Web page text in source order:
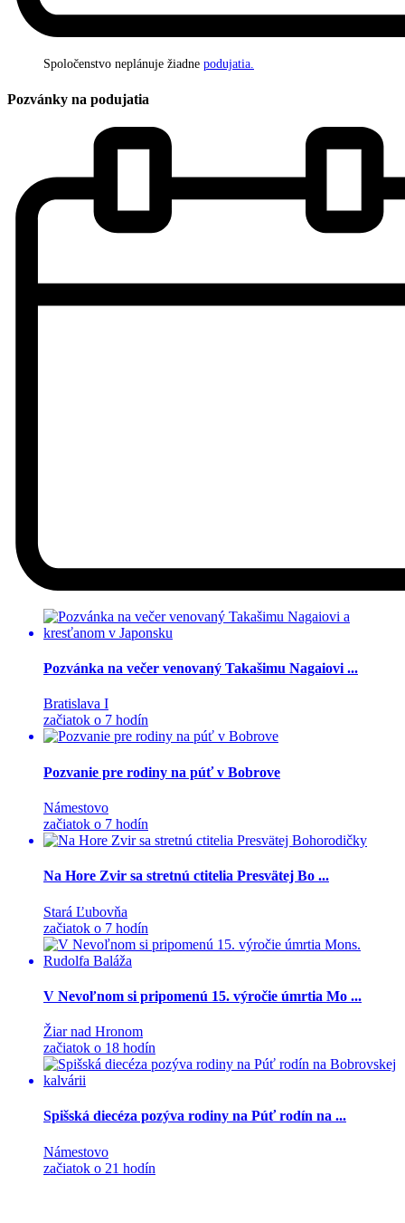
Spoločenstvo neplánuje žiadne podujatia.
Pozvánky na podujatia
Pozvánka na večer venovaný Takašimu Nagaiovi ...
Bratislava I
začiatok o 7 hodín
Pozvanie pre rodiny na púť v Bobrove
Námestovo
začiatok o 7 hodín
Na Hore Zvir sa stretnú ctitelia Presvätej Bo ...
Stará Ľubovňa
začiatok o 7 hodín
V Nevoľnom si pripomenú 15. výročie úmrtia Mo ...
Žiar nad Hronom
začiatok o 18 hodín
Spišská diecéza pozýva rodiny na Púť rodín na ...
Námestovo
začiatok o 21 hodín